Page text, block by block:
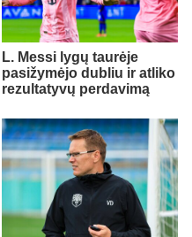
L. Messi lygų taurėje
pasižymėjo dubliu ir atliko
rezultatyvų perdavimą